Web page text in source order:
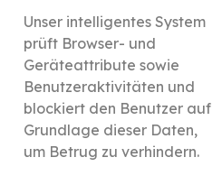
Unser intelligentes System
prüft Browser- und
Geräteattribute sowie
Benutzeraktivitäten und
blockiert den Benutzer auf
Grundlage dieser Daten,
um Betrug zu verhindern.